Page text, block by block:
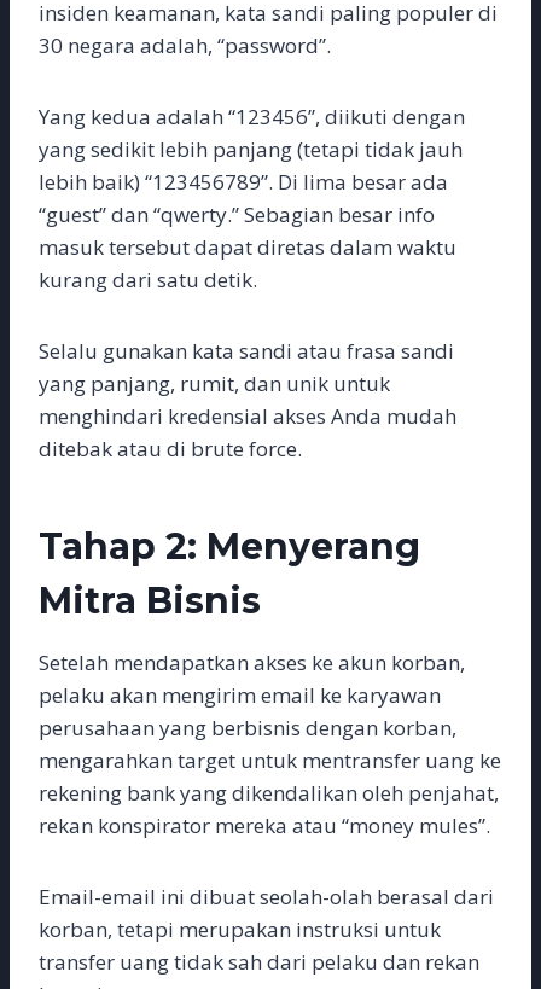
insiden keamanan, kata sandi paling populer di
30 negara adalah, “password”.
Yang kedua adalah “123456”, diikuti dengan
yang sedikit lebih panjang (tetapi tidak jauh
lebih baik) “123456789”. Di lima besar ada
“guest” dan “qwerty.” Sebagian besar info
masuk tersebut dapat diretas dalam waktu
kurang dari satu detik.
Selalu gunakan kata sandi atau frasa sandi
yang panjang, rumit, dan unik untuk
menghindari kredensial akses Anda mudah
ditebak atau di brute force.
Tahap 2: Menyerang
Mitra Bisnis
Setelah mendapatkan akses ke akun korban,
pelaku akan mengirim email ke karyawan
perusahaan yang berbisnis dengan korban,
mengarahkan target untuk mentransfer uang ke
rekening bank yang dikendalikan oleh penjahat,
rekan konspirator mereka atau “money mules”.
Email-email ini dibuat seolah-olah berasal dari
korban, tetapi merupakan instruksi untuk
transfer uang tidak sah dari pelaku dan rekan